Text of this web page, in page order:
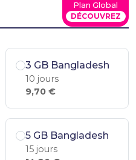
Plan Global
DÉCOUVREZ
3 GB Bangladesh
10 jours
9,70 €
5 GB Bangladesh
15 jours